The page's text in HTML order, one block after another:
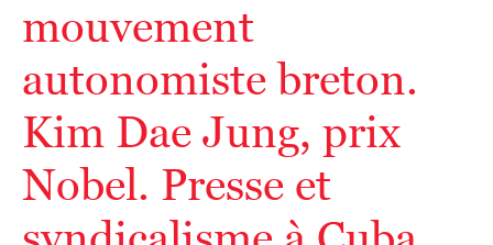
mouvement
autonomiste breton.
Kim Dae Jung, prix
Nobel. Presse et